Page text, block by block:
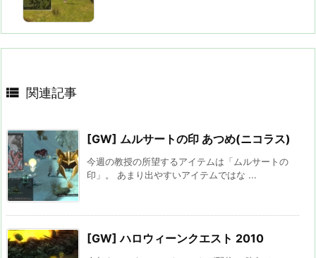
 関連記事
[GW] ムルサートの印 あつめ(ニコラス)
今週の教授の所望するアイテムは「ムルサートの
印」。 あまり出やすいアイテムではな ...
[GW] ハロウィーンクエスト 2010